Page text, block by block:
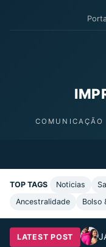
COMUNICAÇÃO
TOP TAGS Noticias
Ancestralidade
Bolso
LATEST POST